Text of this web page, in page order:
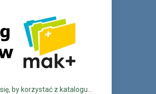
by korzystać z katalogu...